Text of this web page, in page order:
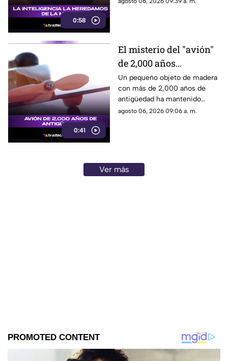
0:58
0:41
El misterio del "avión"
de 2,000 años
descubierto en el
antiguo Egipto
Un pequeño objeto de madera
con más de 2,000 años de
antigüedad ha mantenido
perplejos a los científicos por
agosto 06, 2026 09:06 a. m.
Ver más